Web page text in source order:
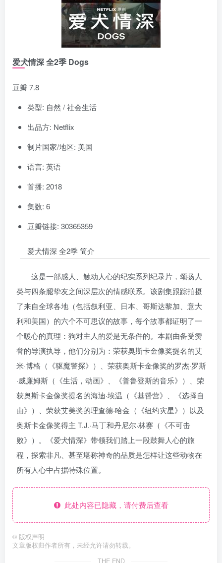
爱犬情深 全2季 Dogs
豆瓣 7.8
类型: 自然 / 社会生活
出品方: Netflix
制片国家/地区: 美国
语言: 英语
首播: 2018
集数: 6
豆瓣链接: 30365359
爱犬情深 全2季 简介
这是一部感人、触动人心的纪实系列纪录片，颂扬人
类与四条腿挚友之间深层次的情感联系。该剧集跟踪拍摄
了来自全球各地（包括叙利亚、日本、哥斯达黎加、意大
利和美国）的六个不可思议的故事，每个故事都证明了一
个暖心的真理：狗对主人的爱是无条件的。本剧由备受赞
誉的导演执导，他们分别为：荣获奥斯卡金像奖提名的艾
米·博格（《驱魔警探》）、荣获奥斯卡金像奖的罗杰·罗斯
·威廉姆斯（《生活，动画》、《普鲁登斯的音乐》）、荣
获奥斯卡金像奖提名的海迪·埃温（《基督营》、《选择自
由》）、荣获艾美奖的理查德·哈金（《纽约灾星》）以及
奥斯卡金像奖得主 T.J.·马丁和丹尼尔·林赛（《不可击
败》）。《爱犬情深》带领我们踏上一段鼓舞人心的旅
程，探索非凡、甚至堪称神奇的品质是怎样让这些动物在
所有人心中占据特殊位置。
此处内容已隐藏，请付费后查看
© 版权声明
文章版权归作者所有，未经允许请勿转载。
THE END